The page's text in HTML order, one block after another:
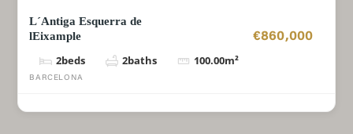
L´Antiga Esquerra de
lEixample
€860,000
2beds 2baths 100.00m²
BARCELONA